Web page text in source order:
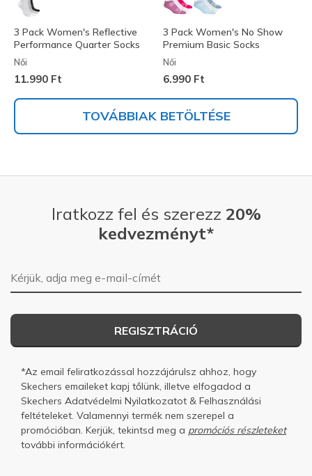
3 Pack Women's Reflective
Performance Quarter Socks
Női
11.990 Ft
3 Pack Women's No Show
Premium Basic Socks
Női
6.990 Ft
TOVÁBBIAK BETÖLTÉSE
Iratkozz fel és szerezz 20%
kedvezményt*
E-mail-cím
REGISZTRÁCIÓ
*Az email feliratkozással hozzájárulsz ahhoz, hogy
Skechers emaileket kapj tőlünk, illetve elfogadod a
Skechers Adatvédelmi Nyilatkozatot & Felhasználási
feltételeket. Valamennyi termék nem szerepel a
promócióban. Kerjük, tekintsd meg a promóciós részleteket
további információkért.